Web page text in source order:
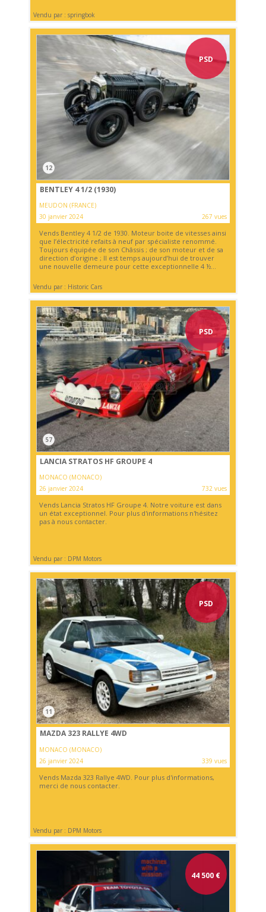
Vendu par : springbok
PSD
12
BENTLEY 4 1/2 (1930)
MEUDON (FRANCE)
30 janvier 2024
267 vues
Vends Bentley 4 1/2 de 1930. Moteur boite de vitesses ainsi
que l’électricité refaits à neuf par spécialiste renommé.
Toujours équipée de son Châssis ; de son moteur et de sa
direction d’origine ; Il est temps aujourd’hui de trouver
une nouvelle demeure pour cette exceptionnelle 4 ½...
Vendu par : Historic Cars
PSD
57
LANCIA STRATOS HF GROUPE 4
MONACO (MONACO)
26 janvier 2024
732 vues
Vends Lancia Stratos HF Groupe 4. Notre voiture est dans
un état exceptionnel. Pour plus d'informations n'hésitez
pas à nous contacter.
Vendu par : DPM Motors
PSD
11
MAZDA 323 RALLYE 4WD
MONACO (MONACO)
26 janvier 2024
339 vues
Vends Mazda 323 Rallye 4WD. Pour plus d'informations,
merci de nous contacter.
Vendu par : DPM Motors
44 500 €